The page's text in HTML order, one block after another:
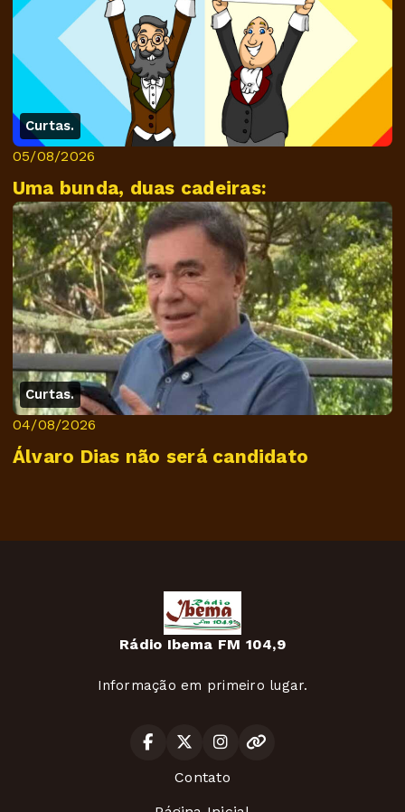
Curtas.
05/08/2026
Uma bunda, duas cadeiras:
Curtas.
04/08/2026
Álvaro Dias não será candidato
Rádio Ibema FM 104,9
Informação em primeiro lugar.
Contato